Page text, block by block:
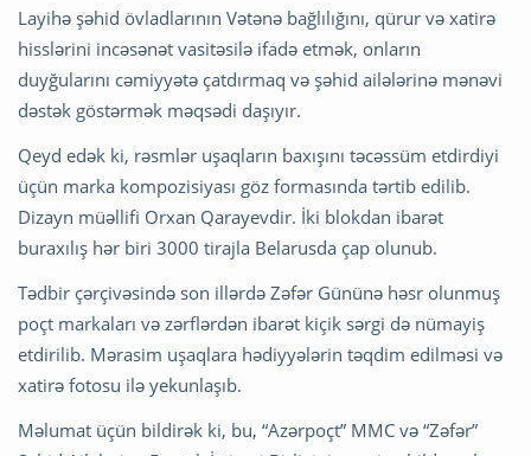
Layihə şəhid övladlarının Vətənə bağlılığını, qürur və xatirə
hisslərini incəsənət vasitəsilə ifadə etmək, onların
duyğularını cəmiyyətə çatdırmaq və şəhid ailələrinə mənəvi
dəstək göstərmək məqsədi daşıyır.
Qeyd edək ki, rəsmlər uşaqların baxışını təcəssüm etdirdiyi
üçün marka kompozisiyası göz formasında tərtib edilib.
Dizayn müəllifi Orxan Qarayevdir. İki blokdan ibarət
buraxılış hər biri 3000 tirajla Belarusda çap olunub.
Tədbir çərçivəsində son illərdə Zəfər Gününə həsr olunmuş
poçt markaları və zərflərdən ibarət kiçik sərgi də nümayiş
etdirilib. Mərasim uşaqlara hədiyyələrin təqdim edilməsi və
xatirə fotosu ilə yekunlaşıb.
Məlumat üçün bildirək ki, bu, “Azərpoçt” MMC və “Zəfər”